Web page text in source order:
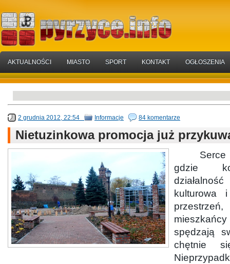
AKTUALNOŚCI MIASTO SPORT KONTAKT OGŁOSZENIA
2 grudnia 2012, 22:54 Informacje 84 komentarze
Nietuzinkowa promocja już
Serce
gdzie
kulturowa
spędzają
chętnie